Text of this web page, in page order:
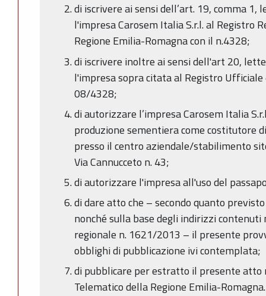
di iscrivere ai sensi dell’art. 19, comma 1,
l'impresa Carosem Italia S.r.l. al Registro
Regione Emilia-Romagna con il n.4328;
di iscrivere inoltre ai sensi dell'art 20,
l'impresa sopra citata al Registro Ufficiale
08/4328;
di autorizzare l’impresa Carosem Italia
produzione sementiera come costitutore
presso il centro aziendale/stabilimento
Via Cannucceto n. 43;
di autorizzare l'impresa all'uso del
di dare atto che – secondo quanto
nonché sulla base degli indirizzi
regionale n. 1621/2013 – il presente
obblighi di pubblicazione ivi contemplata;
di pubblicare per estratto il presente
Telematico della Regione Emilia-Romagna.